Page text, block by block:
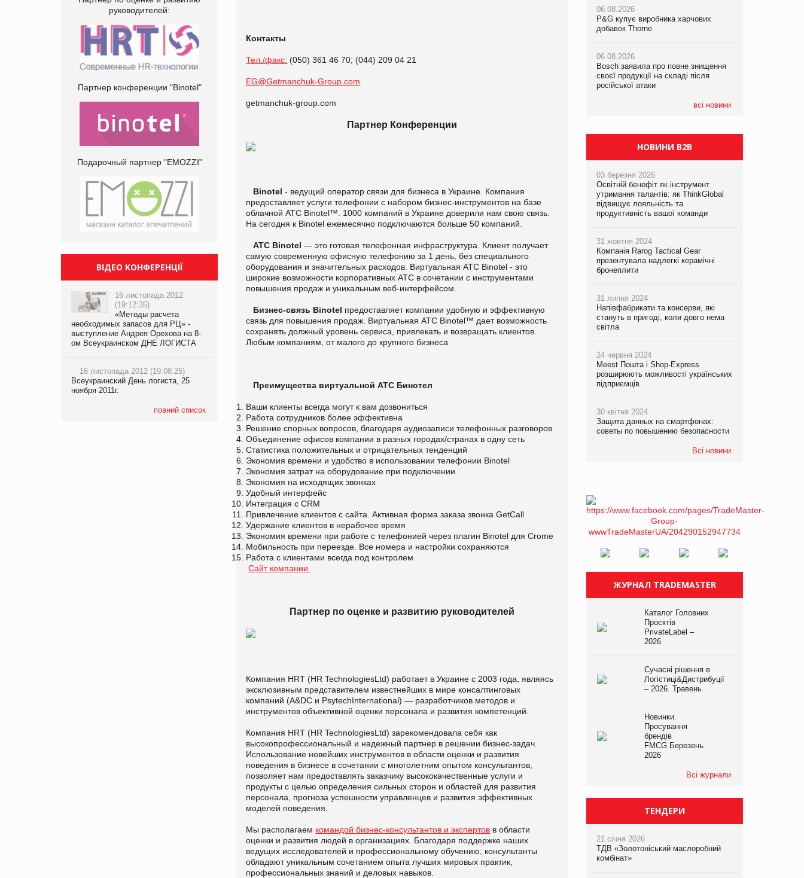
руководителей:
Партнер конференции "Binotel"
Подарочный партнер "EMOZZI"
ВІДЕО КОНФЕРЕНЦІЇ
16 листопада 2012
(19:12:35)
«Методы расчета
необходимых запасов для РЦ» -
выступление Андрея Орехова на 8-
ом Всеукраинском ДНЕ ЛОГИСТА
16 листопада 2012 (19:08:25)
Всеукраинский День логиста, 25
ноября 2011г.
повний список
Контакты
Тел./факс: (050) 361 46 70; (044) 209 04 21
EG@Getmanchuk-Group.com
getmanchuk-group.com
Партнер Конференции
Binotel - ведущий оператор связи для бизнеса в Украине. Компания
предоставляет услуги телефонии с набором бизнес-инструментов на базе
облачной АТС Binotel™. 1000 компаний в Украине доверили нам свою связь.
На сегодня к Binotel ежемесячно подключаются больше 50 компаний.
АТС Binotel— это готовая телефонная инфраструктура. Клиент получает
самую современную офисную телефонию за 1 день, без специального
оборудования и значительных расходов. Виртуальная АТС Binotel - это
широкие возможности корпоративных АТС в сочетании с инструментами
повышения продаж и уникальным веб-интерфейсом.
Бизнес-связь Binotel предоставляет компании удобную и эффективную
связь для повышения продаж. Виртуальная АТС Binotel™ дает возможность
сохранять должный уровень сервиса, привлекать и возвращать клиентов.
Любым компаниям, от малого до крупного бизнеса
Преимущества виртуальной АТС Бинотел
Ваши клиенты всегда могут к вам дозвониться
Работа сотрудников более эффективна
Решение спорных вопросов, благодаря аудиозаписи телефонных разговоров
Объединение офисов компании в разных городах/странах в одну сеть
Статистика положительных и отрицательных тенденций
Экономия времени и удобство в использовании телефонии Binotel
Экономия затрат на оборудование при подключении
Экономия на исходящих звонках
Удобный интерфейс
Интеграция с CRM
Привлечение клиентов с сайта. Активная форма заказа звонка GetCall
Удержание клиентов в нерабочее время
Экономия времени при работе с телефонией через плагин Binotel для Crome
Мобильность при переезде. Все номера и настройки сохраняются
Работа с клиентами всегда под контролем
Сайт компании
Партнер по оценке и развитию руководителей
Компания HRT (HR TechnologiesLtd) работает в Украине с 2003 года, являясь
эксклюзивным представителем известнейших в мире консалтинговых
компаний (A&DС и PsytechInternational) — разработчиков методов и
инструментов объективной оценки персонала и развития компетенций.
Компания HRT (HR TechnologiesLtd) зарекомендовала себя как
высокопрофессиональный и надежный партнер в решении бизнес-задач.
Использование новейших инструментов в области оценки и развития
поведения в бизнесе в сочетании с многолетним опытом консультантов,
позволяет нам предоставлять заказчику высококачественные услуги и
продукты с целью определения сильных сторон и областей для развития
персонала, прогноза успешности управленцев и развития эффективных
моделей поведения.
Мы располагаем командой бизнес-консультантов и экспертов в области
оценки и развития людей в организациях. Благодаря поддержке наших
ведущих исследователей и профессиональному обучению, консультанты
обладают уникальным сочетанием опыта лучших мировых практик,
профессиональных знаний и деловых навыков.
06.08.2026
P&G купує виробника харчових
добавок Thorne
06.08.2026
Bosch заявила про повне знищення
своєї продукції на складі після
російської атаки
всі новини
повномасштабної війни
у VARUS з’явилися новинки від ТМ
ТОКЕРИ
Сергій Лісунов про заморожені
06.08.2026
P&G купує виробника харчових
добавок Thorne
06.08.2026
Bosch заявила про повне знищення
своєї продукції на складі після
російської атаки
НОВИНИ B2B
03 березня 2026
Освітній бенефіт як інструмент
утримання талантів: як ThinkGlobal
підвищує лояльність та
продуктивність вашої команди
31 жовтня 2024
Компанія Rarog Tactical Gear
презентувала надлегкі керамічні
бронеплити
31 липня 2024
Напівфабрикати та консерви, які
стануть в пригоді, коли довго нема
світла
24 червня 2024
Meest Пошта і Shop-Express
розширюють можливості українських
підприємців
30 квітня 2024
Защита данных на смартфонах:
советы по повышению безопасности
Всі новини
ЖУРНАЛ TRADEMASTER
Каталог Головних
Проєктів
PrivateLabel –
2026
Сучасні рішення в
Логістиці&Дистрибуції
– 2026. Травень
Новинки.
Просування
брендів
FMCG.Березень
2026
Всі журнали
ТЕНДЕРИ
21 січня 2026
ТДВ «Золотоніський маслоробний
комбінат»